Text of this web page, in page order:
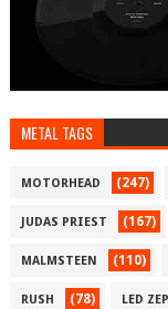
METAL TAGS
MOTORHEAD (247)
JUDAS PRIEST (167)
MALMSTEEN (110)
RUSH (78) LED